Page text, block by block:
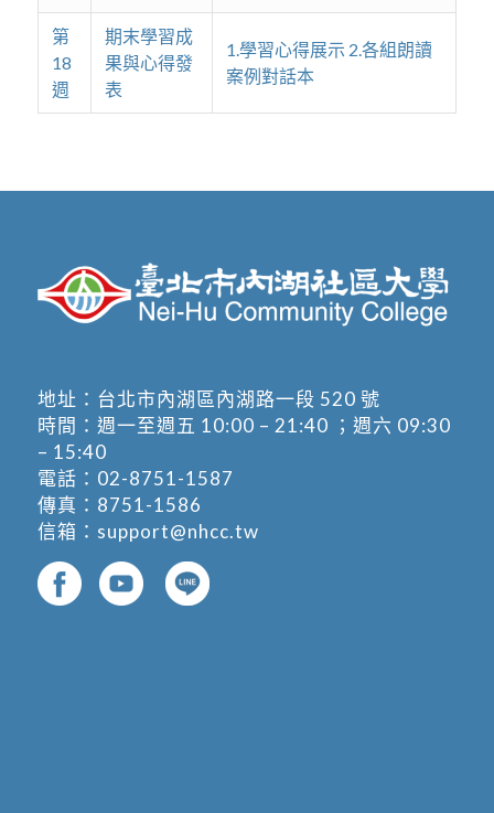
第
18
週
期末學習成
果與心得發
表
1.學習心得展示 2.各組朗讀
案例對話本
地址： 台北市內湖區內湖路一段 520 號
時間：週一至週五 10:00 – 21:40 ；週六 09:30
– 15:40
電話： 02-8751-1587
傳真：8751-1586
信箱： support@nhcc.tw